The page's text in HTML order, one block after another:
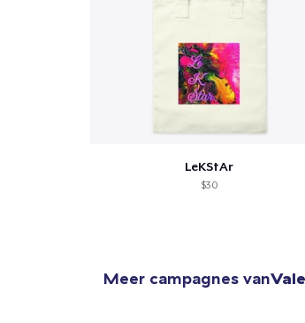
LeKStAr
$30
Meer campagnes van